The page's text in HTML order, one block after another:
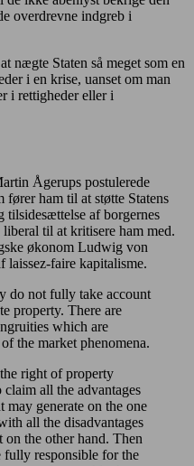
overdrevne indgreb i
nægte Staten så meget som en
i en krise, uanset om man
i rettigheder eller i
Ågerups postulerede
ham til at støtte Statens
tilsidesættelse af borgernes
til at kritisere ham med.
økonom Ludwig von
faire kapitalisme.
do not fully take account
property. There are
which are
the market phenomena.
right of property
all the advantages
may generate on the one
all the disadvantages
the other hand. Then
responsible for the